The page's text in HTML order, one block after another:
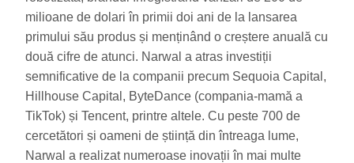
milioane de dolari în primii doi ani de la lansarea
primului său produs și menținând o creștere anuală cu
două cifre de atunci. Narwal a atras investiții
semnificative de la companii precum Sequoia Capital,
Hillhouse Capital, ByteDance (compania-mamă a
TikTok) și Tencent, printre altele. Cu peste 700 de
cercetători și oameni de știință din întreaga lume,
Narwal a realizat numeroase inovații în mai multe